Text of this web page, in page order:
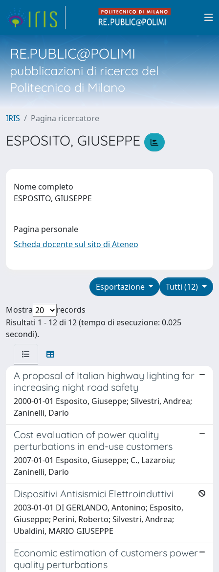
RE.PUBLIC@POLIMI
pubblicazioni di ricerca del
Politecnico di Milano
IRIS Pagina ricercatore
ESPOSITO, GIUSEPPE
Nome completo
ESPOSITO, GIUSEPPE
Pagina personale
Scheda docente sul sito di Ateneo
Tutti (12)
Esportazione
Mostra
records
Risultati 1 - 12 di 12 (tempo di esecuzione: 0.025
secondi).
A proposal of Italian highway lighting for
increasing night road safety
2000-01-01 Esposito, Giuseppe; Silvestri, Andrea;
Zaninelli, Dario
Cost evaluation of power quality
perturbations in end-use customers
2007-01-01 Esposito, Giuseppe; C., Lazaroiu;
Zaninelli, Dario
Dispositivi Antisismici Elettroinduttivi
2003-01-01 DI GERLANDO, Antonino; Esposito,
Giuseppe; Perini, Roberto; Silvestri, Andrea;
Ubaldini, MARIO GIUSEPPE
Economic estimation of customers power
quality perturbations